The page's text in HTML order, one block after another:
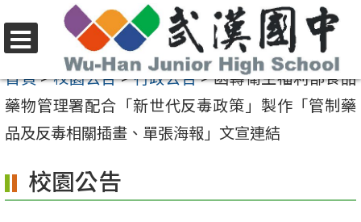
至
要
內
區
選
單
首頁>校園公告>行政公告>函轉衛生福利部食品
藥物管理署配合「新世代反毒政策」製作「管制藥
品及反毒相關插畫、單張海報」文宣連結
校園公告